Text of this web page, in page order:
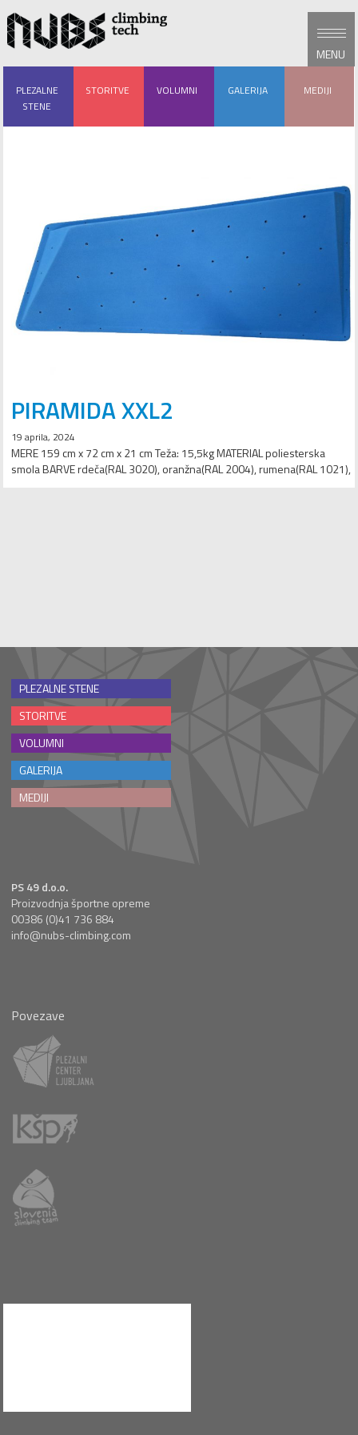
MENU
PLEZALNE
STENE
STORITVE VOLUMNI GALERIJA MEDIJI
PIRAMIDA XXL2
19 aprila, 2024
MERE 159 cm x 72 cm x 21 cm Teža: 15,5kg MATERIAL poliesterska
smola BARVE rdeča(RAL 3020), oranžna(RAL 2004), rumena(RAL 1021),
PLEZALNE STENE
STORITVE
VOLUMNI
GALERIJA
MEDIJI
PS 49 d.o.o.
Proizvodnja športne opreme
00386 (0)41 736 884
info@nubs-climbing.com
Povezave